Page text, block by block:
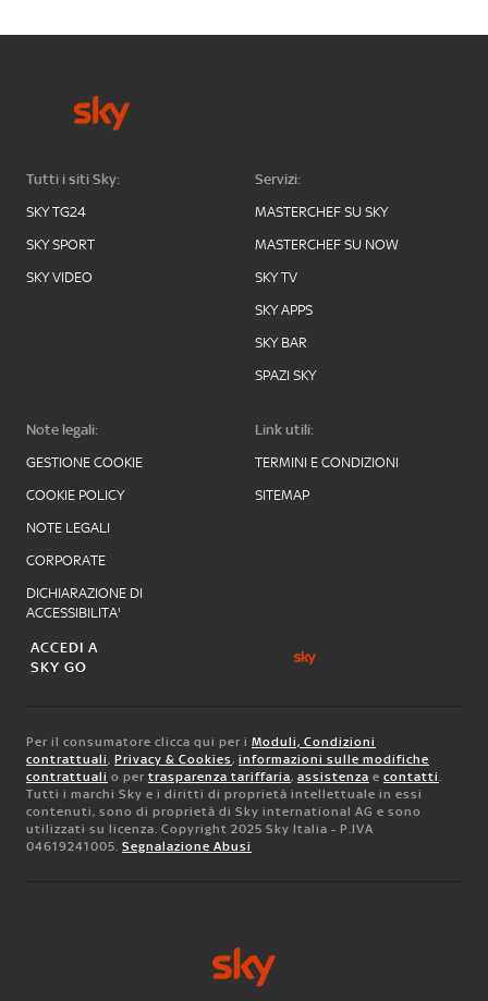
Tutti i siti Sky:
SKY TG24
SKY SPORT
SKY VIDEO
Servizi:
MASTERCHEF SU SKY
MASTERCHEF SU NOW
SKY TV
SKY APPS
SKY BAR
SPAZI SKY
Note legali:
GESTIONE COOKIE
COOKIE POLICY
NOTE LEGALI
CORPORATE
DICHIARAZIONE DI
ACCESSIBILITA'
Link utili:
TERMINI E CONDIZIONI
SITEMAP
ACCEDI A
SKY GO
Per il consumatore clicca qui per i Moduli, Condizioni
contrattuali , Privacy & Cookies, informazioni sulle modifiche
contrattuali o per trasparenza tariffaria, assistenza e contatti
Tutti i marchi Sky e i diritti di proprietà intellettuale in essi
contenuti, sono di proprietà di Sky international AG e sono
utilizzati su licenza. Copyright 2025 Sky Italia - P.IVA
04619241005. Segnalazione Abusi